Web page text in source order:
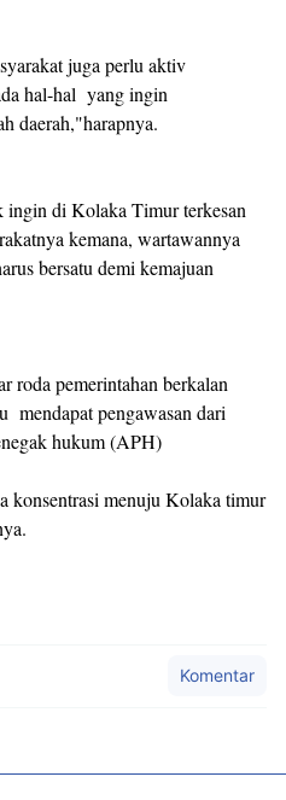
juga perlu aktiv
hal-hal yang ingin
daerah,"harapnya.
di Kolaka Timur terkesan
kemana, wartawannya
bersatu demi kemajuan
roda pemerintahan berkalan
mendapat pengawasan dari
hukum (APH)
konsentrasi menuju Kolaka timur
Komentar